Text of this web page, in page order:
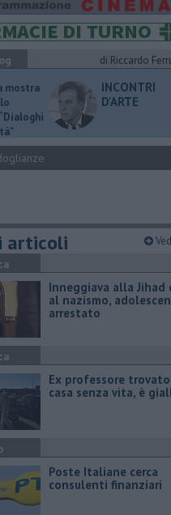
di Riccardo
mostra
INCONTRI
D'ARTE
articoli
Inneggiava alla Jihad
al nazismo,
arrestato
Ex professore
casa senza vita, è
Poste Italiane cerca
consulenti finanziari